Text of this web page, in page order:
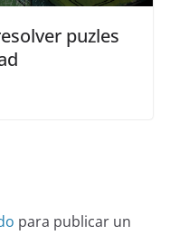
puzles
para publicar un